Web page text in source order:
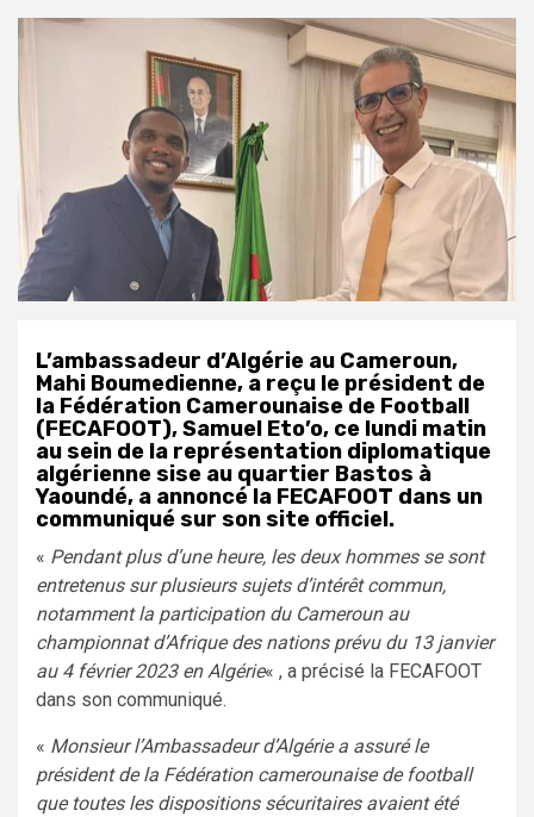
L’ambassadeur d’Algérie au Cameroun,
Mahi Boumedienne, a reçu le président de
la Fédération Camerounaise de Football
(FECAFOOT), Samuel Eto’o, ce lundi matin
au sein de la représentation diplomatique
algérienne sise au quartier Bastos à
Yaoundé, a annoncé la FECAFOOT dans un
communiqué sur son site officiel.
« Pendant plus d’une heure, les deux hommes se sont
entretenus sur plusieurs sujets d’intérêt commun,
notamment la participation du Cameroun au
championnat d’Afrique des nations prévu du 13 janvier
au 4 février 2023 en Algérie« , a précisé la FECAFOOT
dans son communiqué.
« Monsieur l’Ambassadeur d’Algérie a assuré le
président de la Fédération camerounaise de football
que toutes les dispositions sécuritaires avaient été